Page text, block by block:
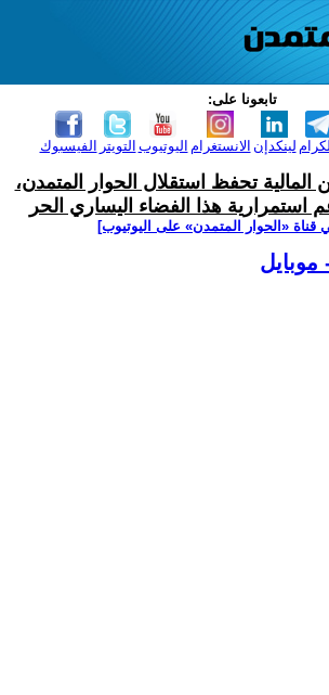
تابعونا على:
الفيسبوك التويتر اليوتيوب الانستغرام لينكدإن
المالية تحفظ استقلال الحوار المتمدن،
استمرارية هذا الفضاء اليساري الحر
‫«الحوار المتمدن» على اليوتيوب]
موبايل